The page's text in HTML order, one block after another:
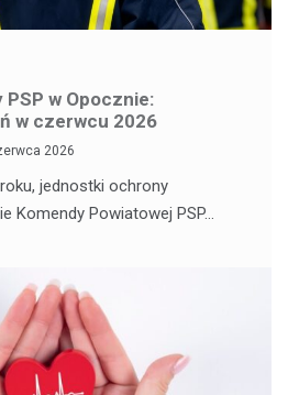
w Opocznie:
w czerwcu 2026
2026
jednostki ochrony
Komendy Powiatowej PSP…